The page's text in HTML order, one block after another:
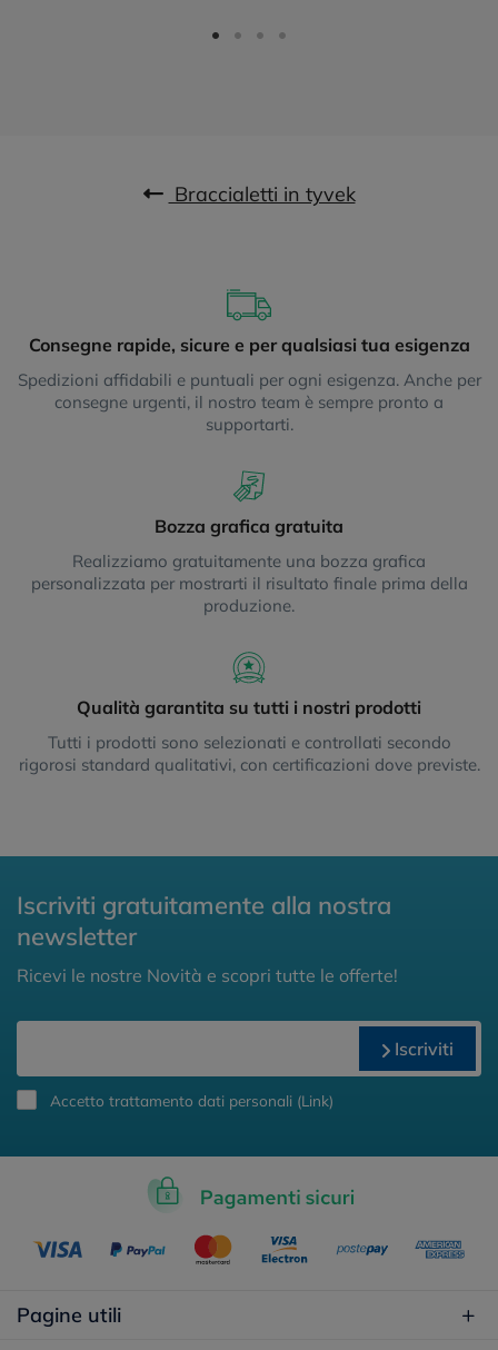
Braccialetti in tyvek
Consegne rapide, sicure e per qualsiasi tua esigenza
Spedizioni affidabili e puntuali per ogni esigenza. Anche per
consegne urgenti, il nostro team è sempre pronto a
supportarti.
Bozza grafica gratuita
Realizziamo gratuitamente una bozza grafica
personalizzata per mostrarti il risultato finale prima della
produzione.
Qualità garantita su tutti i nostri prodotti
Tutti i prodotti sono selezionati e controllati secondo
rigorosi standard qualitativi, con certificazioni dove previste.
Iscriviti gratuitamente alla nostra
newsletter
Ricevi le nostre Novità e scopri tutte le offerte!
Iscriviti
Accetto trattamento dati personali (Link)
Pagine utili